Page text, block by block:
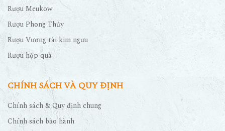
Rượu Meukow
Rượu Phong Thủy
Rượu Vương tài kim ngưu
Rượu hộp quà
CHÍNH SÁCH VÀ QUY ĐỊNH
Chính sách & Quy định chung
Chính sách bảo hành